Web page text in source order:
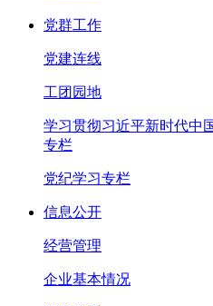
党群工作
党建连线
工团园地
学习贯彻习近平新时代中
专栏
党纪学习专栏
信息公开
经营管理
企业基本情况